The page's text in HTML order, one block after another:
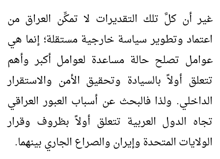
غير أن كلَّ تلك التقديرات لا تمكِّن العراق من
اعتماد وتطوير سياسة خارجية مستقلة؛ إنما هي
عوامل تصلح حالة مساعدة لعوامل أكبر وأهم
تتعلق أولاً بالسيادة وتحقيق الأمن والاستقرار
الداخلي. ولذا فالبحث عن أسباب العبور العراقي
تجاه الدول العربية تتعلق أولاً بظروف وقرار
الولايات المتحدة وإيران والصراع الجاري بينهما.